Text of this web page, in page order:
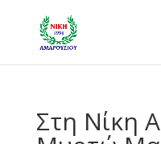
Στη Νίκη